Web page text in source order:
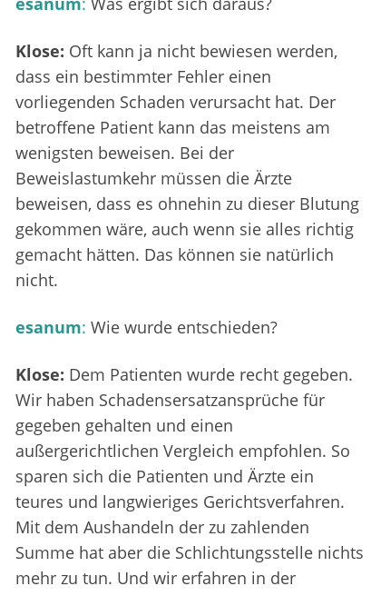
Klose: Oft kann ja nicht bewiesen werden,
dass ein bestimmter Fehler einen
vorliegenden Schaden verursacht hat. Der
betroffene Patient kann das meistens am
wenigsten beweisen. Bei der
Beweislastumkehr müssen die Ärzte
beweisen, dass es ohnehin zu dieser Blutung
gekommen wäre, auch wenn sie alles richtig
gemacht hätten. Das können sie natürlich
nicht.
esanum: Wie wurde entschieden?
Klose: Dem Patienten wurde recht gegeben.
Wir haben Schadensersatzansprüche für
gegeben gehalten und einen
außergerichtlichen Vergleich empfohlen. So
sparen sich die Patienten und Ärzte ein
teures und langwieriges Gerichtsverfahren.
Mit dem Aushandeln der zu zahlenden
Summe hat aber die Schlichtungsstelle nichts
mehr zu tun. Und wir erfahren in der